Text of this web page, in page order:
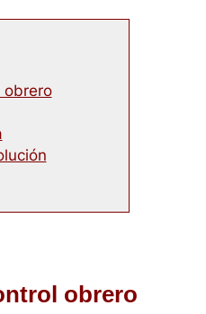
obrero
obrero